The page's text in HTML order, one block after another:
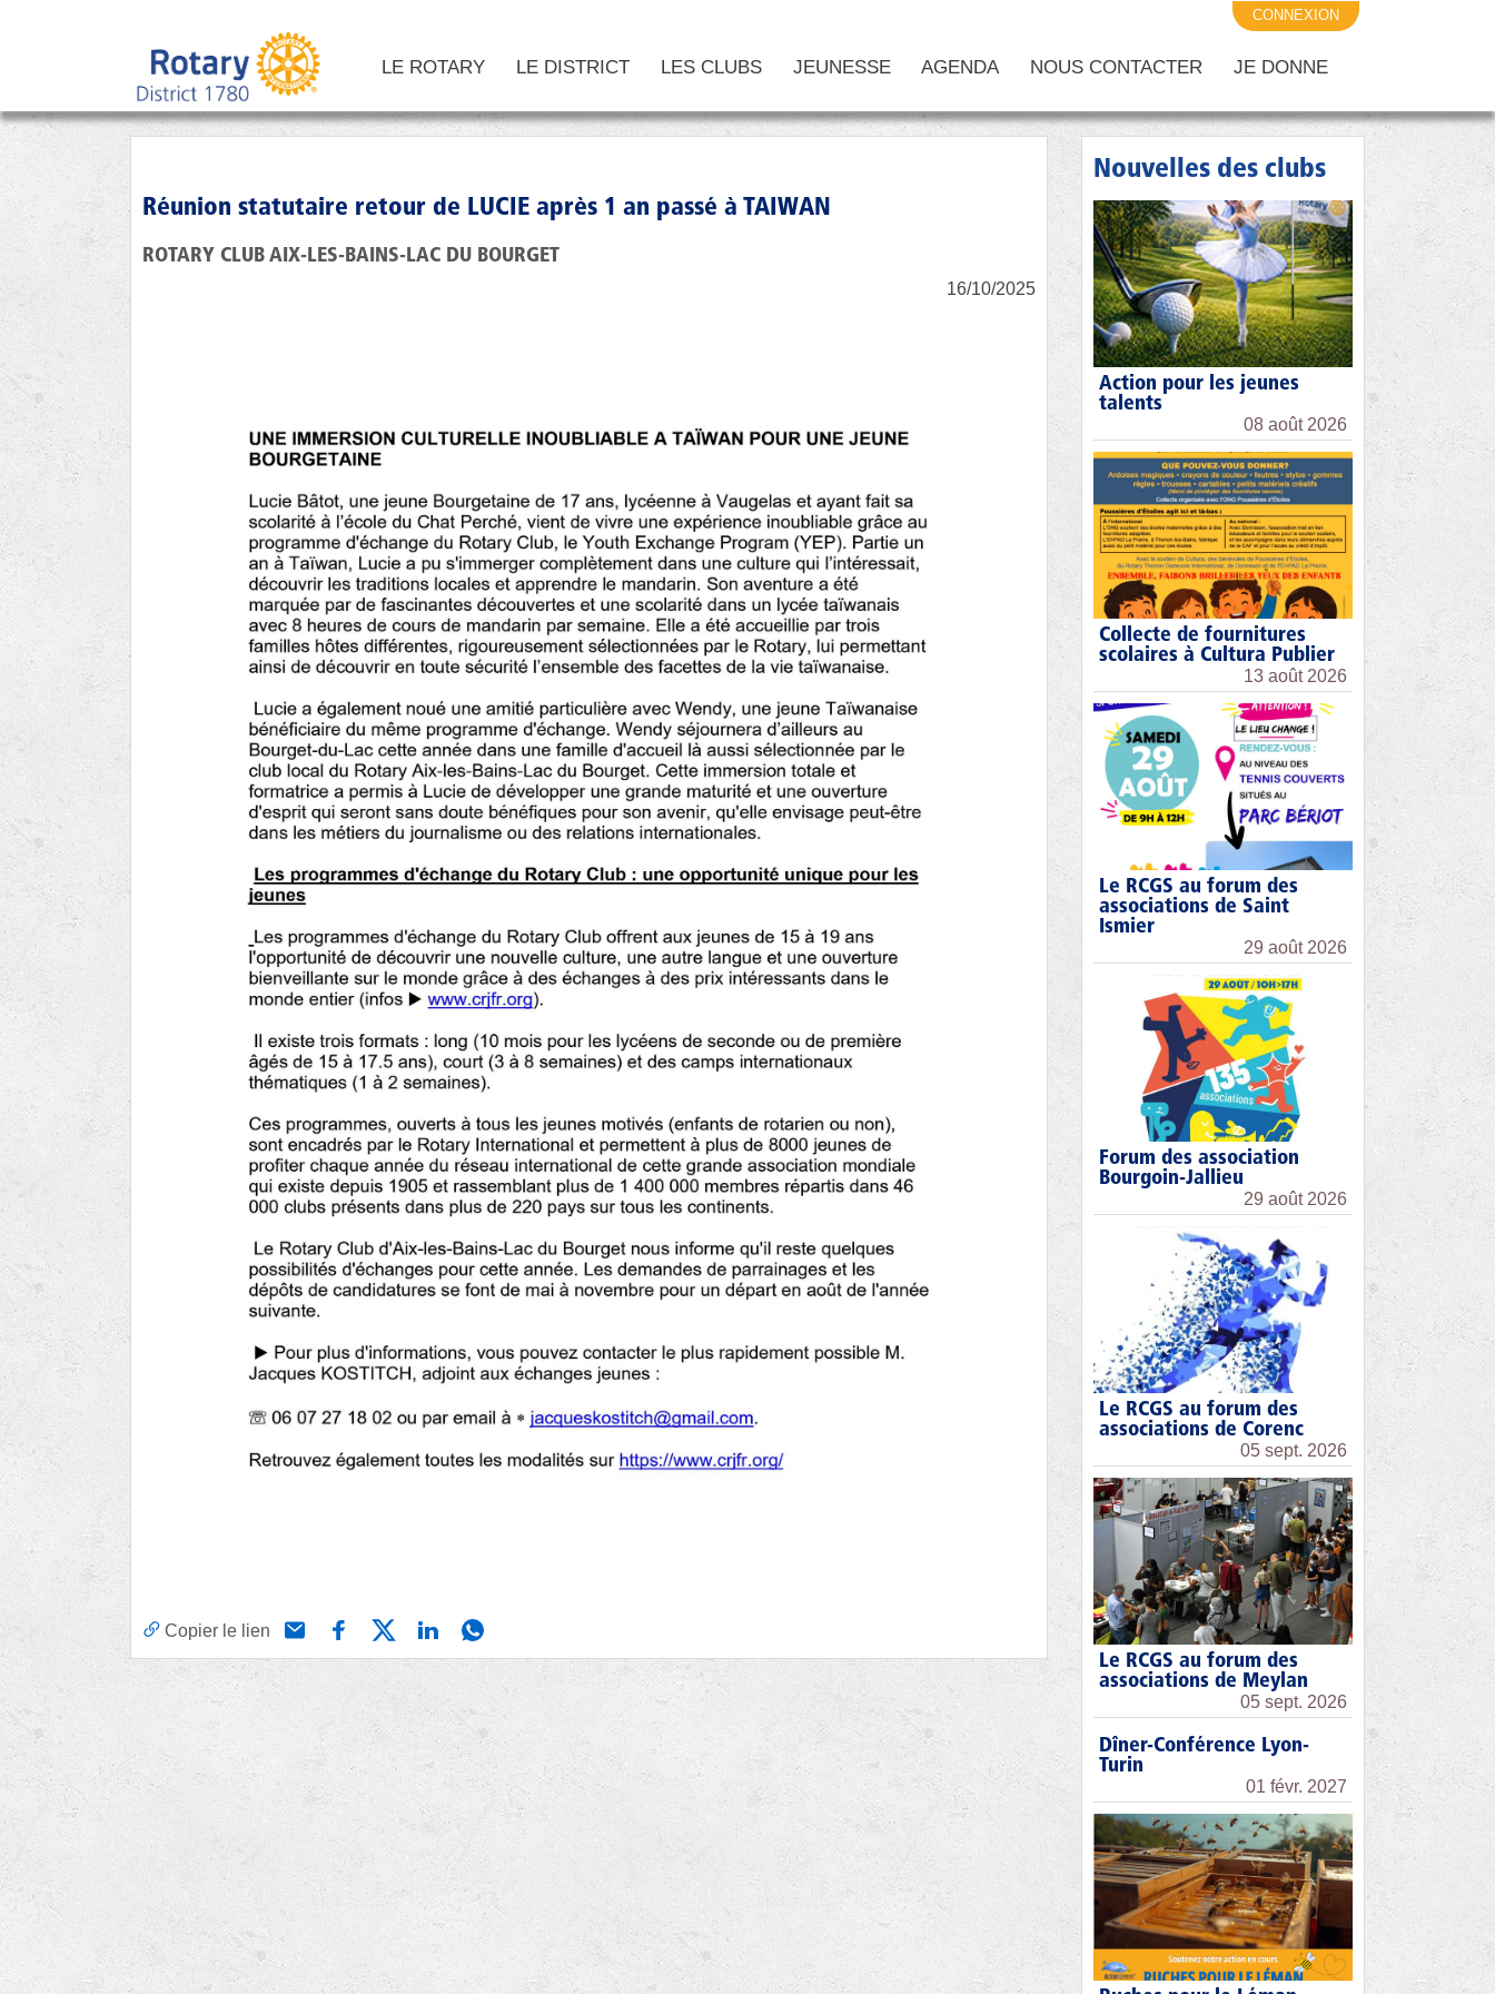
CONNEXION
LE ROTARY LE DISTRICT LES CLUBS JEUNESSE AGENDA NOUS CONTACTER JE DONNE
Réunion statutaire retour de LUCIE après 1 an passé à TAIWAN
ROTARY CLUB AIX-LES-BAINS-LAC DU BOURGET
16/10/2025
Copier le lien
Nouvelles des clubs
Action pour les jeunes
talents
08 août 2026
Collecte de fournitures
scolaires à Cultura Publier
13 août 2026
Le RCGS au forum des
associations de Saint
Ismier
29 août 2026
Forum des association
Bourgoin-Jallieu
29 août 2026
Le RCGS au forum des
associations de Corenc
05 sept. 2026
Le RCGS au forum des
associations de Meylan
05 sept. 2026
Dîner-Conférence Lyon-
Turin
01 févr. 2027